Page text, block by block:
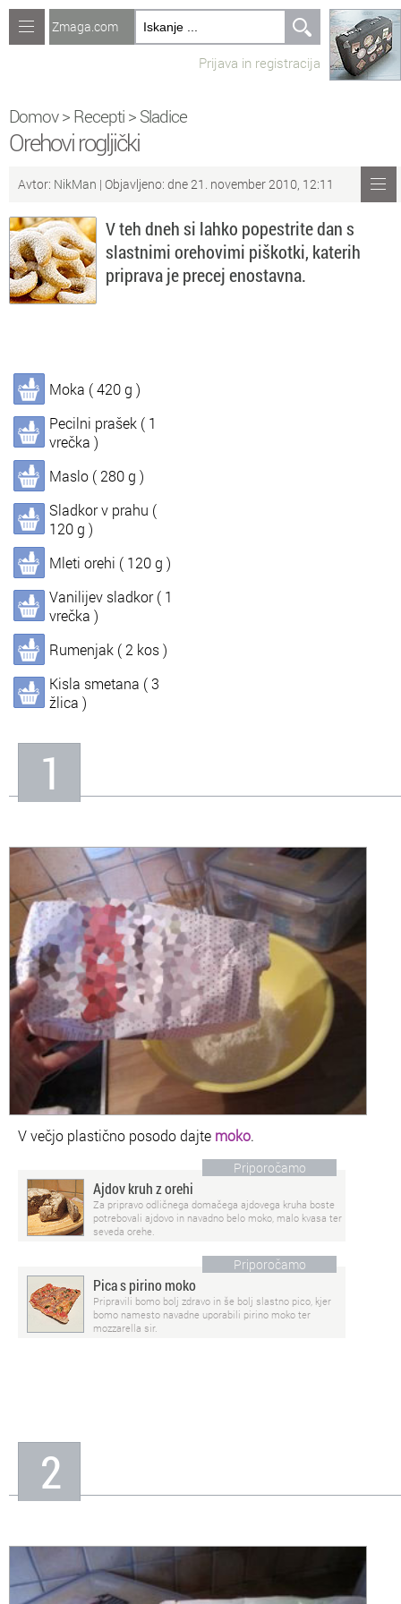
Računalništvo
Recepti
Naredi sam
Forum
Preverjanje znanja
Sv Sveže teme na forumu
So Objavljanje vsebin
In Informacije o nas
Zmaga.com
Prijava in registracija
Domov> Recepti > Sladice
Orehovi rogljički
Avtor: NikMan | Objavljeno: dne 21. november 2010, 12:11
V teh dneh si lahko popestrite dan s
slastnimi orehovimi piškotki, katerih
priprava je precej enostavna.
Moka ( 420 g )
Pecilni prašek ( 1
vrečka )
Maslo ( 280 g )
Sladkor v prahu (
120 g )
Mleti orehi ( 120 g )
Vanilijev sladkor ( 1
vrečka )
Rumenjak ( 2 kos )
Kisla smetana ( 3
žlica )
1
V večjo plastično posodo dajte moko.
Priporočamo
Ajdov kruh z orehi
Za pripravo odličnega domačega ajdovega kruha boste
potrebovali ajdovo in navadno belo moko, malo kvasa ter
seveda orehe.
Priporočamo
Pica s pirino moko
Pripravili bomo bolj zdravo in še bolj slastno pico, kjer
bomo namesto navadne uporabili pirino moko ter
mozzarella sir.
2